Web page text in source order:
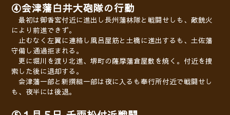
④会津藩白井大砲隊の行動
最初は御香宮付近に進出し長州藩林隊と戦闘せしも、敵銃火
により前進できず。
止むなく左翼に連絡し風呂屋筋と土橋に進出するも、土佐藩
守備し通過拒まれる。
更に堀川を渡り北進、堺町の薩摩藩倉屋敷を焼く。付近を捜
索した後に退却する。
会津藩一部と新撰組一部は夜に入るも奉行所付近で戦闘せし
も、夜半には後退。